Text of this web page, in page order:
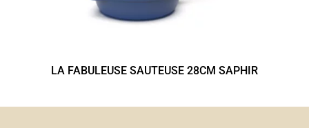
LA FABULEUSE SAUTEUSE 28CM SAPHIR